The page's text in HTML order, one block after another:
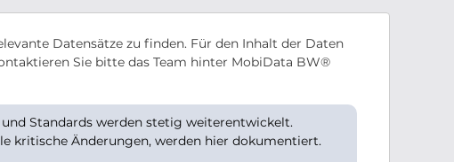
Datensätze zu finden. Für den Inhalt der Daten
Sie bitte das Team hinter MobiData BW®
Standards werden stetig weiterentwickelt.
kritische Änderungen, werden hier dokumentiert.